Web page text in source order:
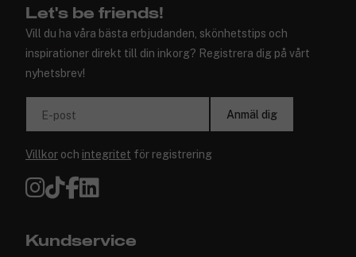
Let's be friends!
Vill du ha våra bästa erbjudanden, skönhetstips och
inspirationer direkt till din inkorg? Registrera dig på vårt
nyhetsbrev!
E-post Anmäl dig
Villkor och integritet för registrering
Kundservice